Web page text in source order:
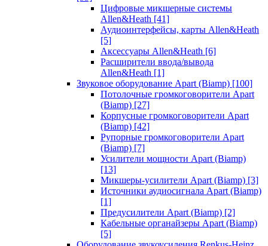
Цифровые микшерные системы
Allen&Heath [41]
Аудиоинтерфейсы, карты Allen&Heath
[5]
Аксессуары Allen&Heath [6]
Расширители ввода/вывода
Allen&Heath [1]
Звуковое оборудование Apart (Biamp) [100]
Потолочные громкоговорители Apart
(Biamp) [27]
Корпусные громкоговорители Apart
(Biamp) [42]
Рупорные громкоговорители Apart
(Biamp) [7]
Усилители мощности Apart (Biamp)
[13]
Микшеры-усилители Apart (Biamp) [3]
Источники аудиосигнала Apart (Biamp)
[1]
Предусилители Apart (Biamp) [2]
Кабельные органайзеры Apart (Biamp)
[5]